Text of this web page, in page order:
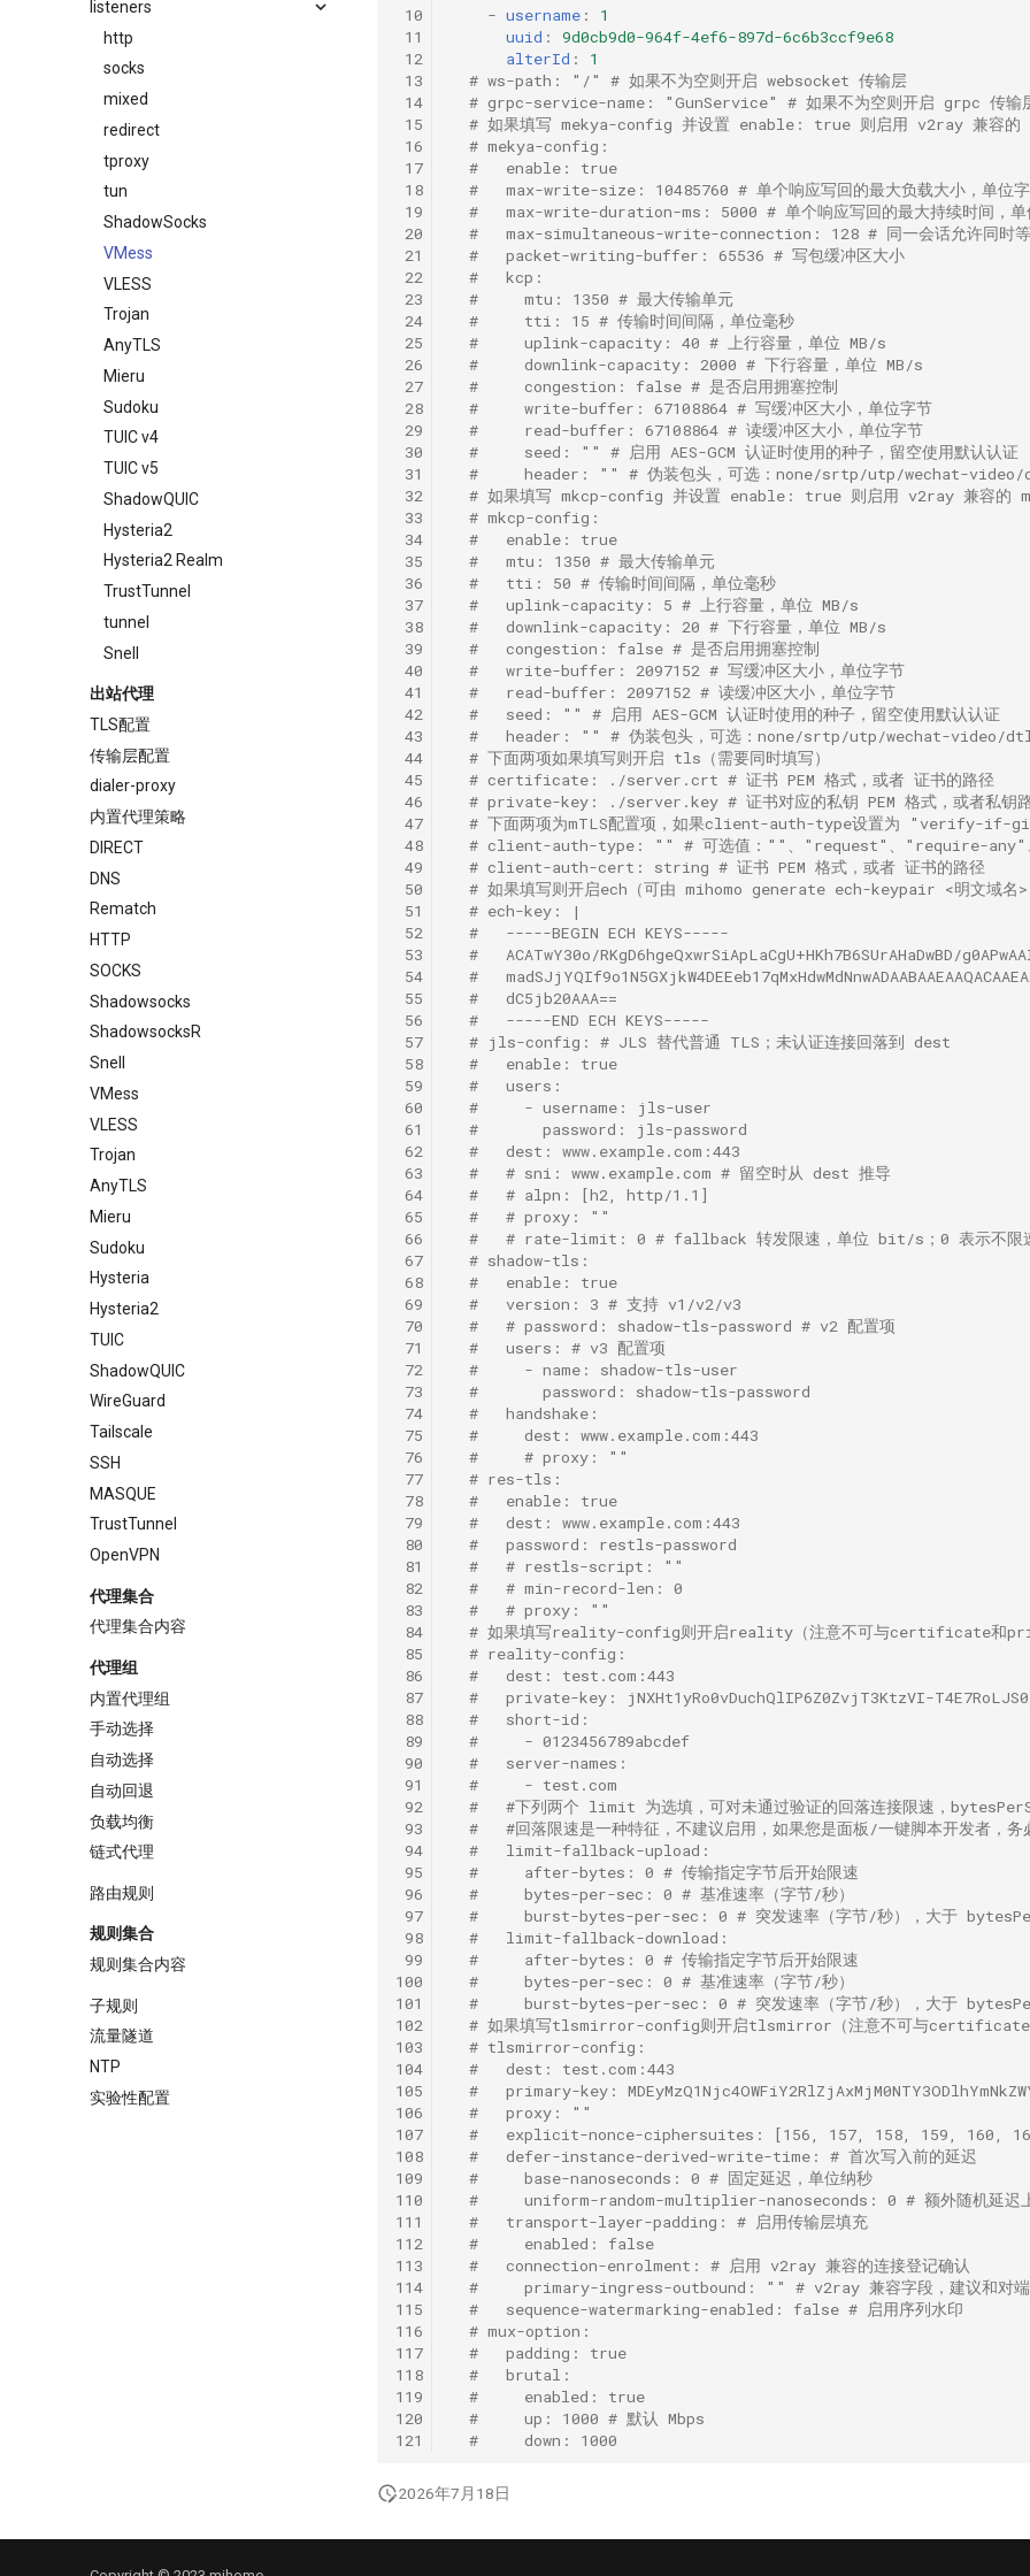
listeners
http
socks
mixed
redirect
tproxy
tun
ShadowSocks
VMess
VLESS
Trojan
AnyTLS
Mieru
Sudoku
TUIC v4
TUIC v5
ShadowQUIC
Hysteria2
Hysteria2 Realm
TrustTunnel
tunnel
Snell
出站代理
TLS配置
传输层配置
dialer-proxy
内置代理策略
DIRECT
DNS
Rematch
HTTP
SOCKS
Shadowsocks
ShadowsocksR
Snell
VMess
VLESS
Trojan
AnyTLS
Mieru
Sudoku
Hysteria
Hysteria2
TUIC
ShadowQUIC
WireGuard
Tailscale
SSH
MASQUE
TrustTunnel
OpenVPN
代理集合
代理集合内容
代理组
内置代理组
手动选择
自动选择
自动回退
负载均衡
链式代理
路由规则
规则集合
规则集合内容
子规则
流量隧道
NTP
实验性配置
10
11
12
13
14
15
16
17
18
19
20
21
22
23
24
25
26
27
28
29
30
31
32
33
34
35
36
37
38
39
40
41
42
43
44
45
46
47
48
49
50
51
52
53
54
55
56
57
58
59
60
61
62
63
64
65
66
67
68
69
70
71
72
73
74
75
76
77
78
79
80
81
82
83
84
85
86
87
88
89
90
91
92
93
94
95
96
97
98
99
100
101
102
103
104
105
106
107
108
109
110
111
112
113
114
115
116
117
118
119
120
121
- username :
1
uuid :
9d0cb9d0-964f-4ef6-897d-6c6b3ccf9e68
alterId :
1
# ws-path: "/" # 如果不为空则开启 websocket 传输层
# grpc-service-name: "GunService" # 如果不为空则开启 grpc 传输
# 如果填写 mekya-config 并设置 enable: true 则启用 v2ray 兼容的
# mekya-config:
#   enable: true
#   max-write-size: 10485760 # 单个响应写回的最大负载大小，单位
#   max-write-duration-ms: 5000 # 单个响应写回的最大持续时间，单
#   max-simultaneous-write-connection: 128 # 同一会话允许同时等
#   packet-writing-buffer: 65536 # 写包缓冲区大小
#   kcp:
#     mtu: 1350 # 最大传输单元
#     tti: 15 # 传输时间间隔，单位毫秒
#     uplink-capacity: 40 # 上行容量，单位 MB/s
#     downlink-capacity: 2000 # 下行容量，单位 MB/s
#     congestion: false # 是否启用拥塞控制
#     write-buffer: 67108864 # 写缓冲区大小，单位字节
#     read-buffer: 67108864 # 读缓冲区大小，单位字节
#     seed: "" # 启用 AES-GCM 认证时使用的种子，留空使用默认认证
#     header: "" # 伪装包头，可选：none/srtp/utp/wechat-
# 如果填写 mkcp-config 并设置 enable: true 则启用 v2ray 兼容的
# mkcp-config:
#   enable: true
#   mtu: 1350 # 最大传输单元
#   tti: 50 # 传输时间间隔，单位毫秒
#   uplink-capacity: 5 # 上行容量，单位 MB/s
#   downlink-capacity: 20 # 下行容量，单位 MB/s
#   congestion: false # 是否启用拥塞控制
#   write-buffer: 2097152 # 写缓冲区大小，单位字节
#   read-buffer: 2097152 # 读缓冲区大小，单位字节
#   seed: "" # 启用 AES-GCM 认证时使用的种子，留空使用默认认证
#   header: "" # 伪装包头，可选：none/srtp/utp/wechat-video/
# 下面两项如果填写则开启 tls（需要同时填写）
# certificate: ./server.crt # 证书 PEM 格式，或者 证书的路径
# private-key: ./server.key # 证书对应的私钥 PEM 格式，或者私钥
# 下面两项为mTLS配置项，如果client-auth-type设置为
# client-auth-type: "" # 可选值：""、"request"、"require-
# client-auth-cert: string # 证书 PEM 格式，或者 证书的路径
# 如果填写则开启ech（可由 mihomo generate ech-keypair <明文域名
# ech-key: |
#   -----BEGIN ECH KEYS-----
#   ACATwY30o/RKgD6hgeQxwrSiApLaCgU+HKh7B6SUrAHaDwBD/
#
#   dC5jb20AAA==
#   -----END ECH KEYS-----
# jls-config: # JLS 替代普通 TLS；未认证连接回落到 dest
#   enable: true
#   users:
#     - username: jls-user
#       password: jls-password
#   dest: www.example.com:443
#   # sni: www.example.com # 留空时从 dest 推导
#   # alpn: [h2, http/1.1]
#   # proxy: ""
#   # rate-limit: 0 # fallback 转发限速，单位 bit/s；0 表示不限
# shadow-tls:
#   enable: true
#   version: 3 # 支持 v1/v2/v3
#   # password: shadow-tls-password # v2 配置项
#   users: # v3 配置项
#     - name: shadow-tls-user
#       password: shadow-tls-password
#   handshake:
#     dest: www.example.com:443
#     # proxy: ""
# res-tls:
#   enable: true
#   dest: www.example.com:443
#   password: restls-password
#   # restls-script: ""
#   # min-record-len: 0
#   # proxy: ""
# 如果填写reality-config则开启reality（注意不可与certificate和
# reality-config:
#   dest: test.com:443
#   private-key: jNXHt1yRo0vDuchQlIP6Z0ZvjT3KtzVI-
#   short-id:
#     - 0123456789abcdef
#   server-names:
#     - test.com
#   #下列两个 limit 为选填，可对未通过验证的回落连接限速，
#   #回落限速是一种特征，不建议启用，如果您是面板/一键脚本开发者，务
#   limit-fallback-upload:
#     after-bytes: 0 # 传输指定字节后开始限速
#     bytes-per-sec: 0 # 基准速率（字节/秒）
#     burst-bytes-per-sec: 0 # 突发速率（字节/秒），大于
#   limit-fallback-download:
#     after-bytes: 0 # 传输指定字节后开始限速
#     bytes-per-sec: 0 # 基准速率（字节/秒）
#     burst-bytes-per-sec: 0 # 突发速率（字节/秒），大于
# 如果填写tlsmirror-config则开启tlsmirror（注意不可与certificate
# tlsmirror-config:
#   dest: test.com:443
#   primary-key:
#   proxy: ""
#   explicit-nonce-ciphersuites: [156, 157, 158, 159, 160, 161,
#   defer-instance-derived-write-time: # 首次写入前的延迟
#     base-nanoseconds: 0 # 固定延迟，单位纳秒
#     uniform-random-multiplier-nanoseconds: 0 # 额外随机延迟上
#   transport-layer-padding: # 启用传输层填充
#     enabled: false
#   connection-enrolment: # 启用 v2ray 兼容的连接登记确认
#     primary-ingress-outbound: "" # v2ray 兼容字段，建议和对端
#   sequence-watermarking-enabled: false # 启用序列水印
# mux-option:
#   padding: true
#   brutal:
#     enabled: true
#     up: 1000 # 默认 Mbps
#     down: 1000
2026年7月18日